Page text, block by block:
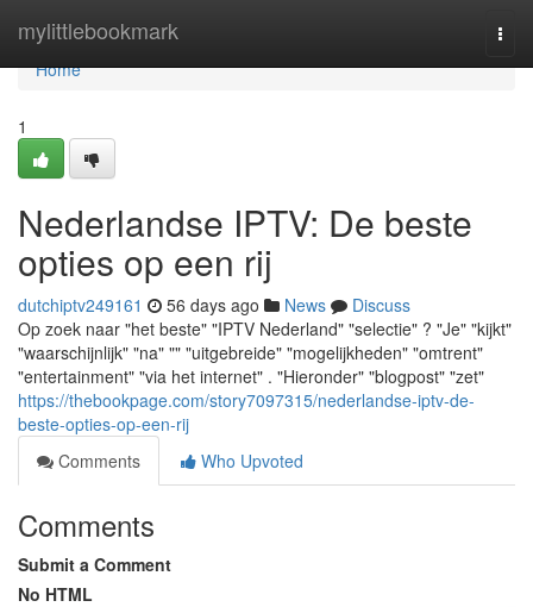
mylittlebookmark
Home
Home
1
Nederlandse IPTV: De beste
opties op een rij
dutchiptv249161 56 days ago News
Discuss
Op zoek naar "het beste" "IPTV Nederland" "selectie" ? "Je" "kijkt"
"waarschijnlijk" "na" "" "uitgebreide" "mogelijkheden" "omtrent"
"entertainment" "via het internet" . "Hieronder" "blogpost" "zet"
https://thebookpage.com/story7097315/nederlandse-iptv-de-
beste-opties-op-een-rij
Comments
Who Upvoted
Comments
Submit a Comment
No HTML